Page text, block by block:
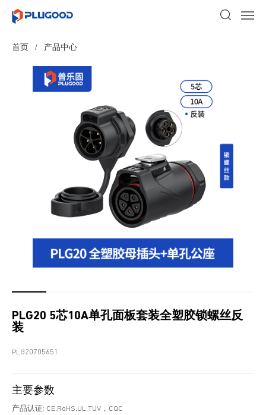
首页 / 产品中心
PLG20 5芯10A单孔面板套装全塑胶锁螺丝反
装
PLG20705651
主要参数
产品认证: CE,RoHS,UL,TUV，CQC